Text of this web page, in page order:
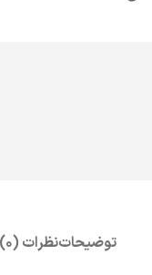
توضیحاتنظرات (0)